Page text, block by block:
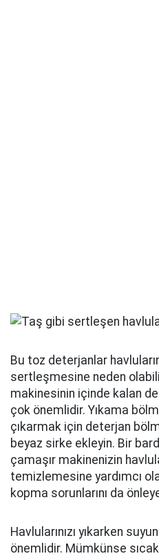
Bu toz deterjanlar
sertleşmesine neden
makinesinin içinde kalan
çok önemlidir. Yıkama
çıkarmak için deterjan
beyaz sirke ekleyin. Bir
çamaşır makinenizin
temizlemesine yardımcı
kopma sorunlarını da
Havlularınızı yıkarken
önemlidir. Mümkünse